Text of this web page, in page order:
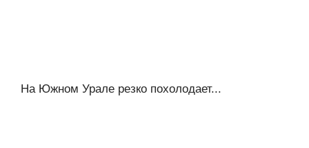
На Южном Урале резко похолодает...